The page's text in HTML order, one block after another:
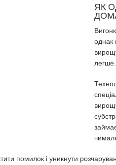
ЯК
однак
легше.
помилок і уникнути